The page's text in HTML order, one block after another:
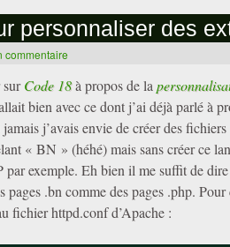
personnaliser des
commentaire
surCode 18à propos de la
bien avec ce dont j’ai déjà parlé à
j’avais envie de créer des fichiers
« BN » (héhé) mais sans créer ce
par exemple. Eh bien il me suffit de
pages .bn comme des pages .php. Pour
fichier httpd.conf d’Apache :